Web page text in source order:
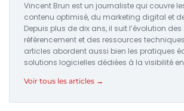
Vincent Brun est un journaliste qui couvre
contenu optimisé, du marketing digital et
Depuis plus de dix ans, il suit l’évolution
référencement et des ressources
articles abordent aussi bien les pratiques
solutions logicielles dédiées à la visibilité
Voir tous les articles →